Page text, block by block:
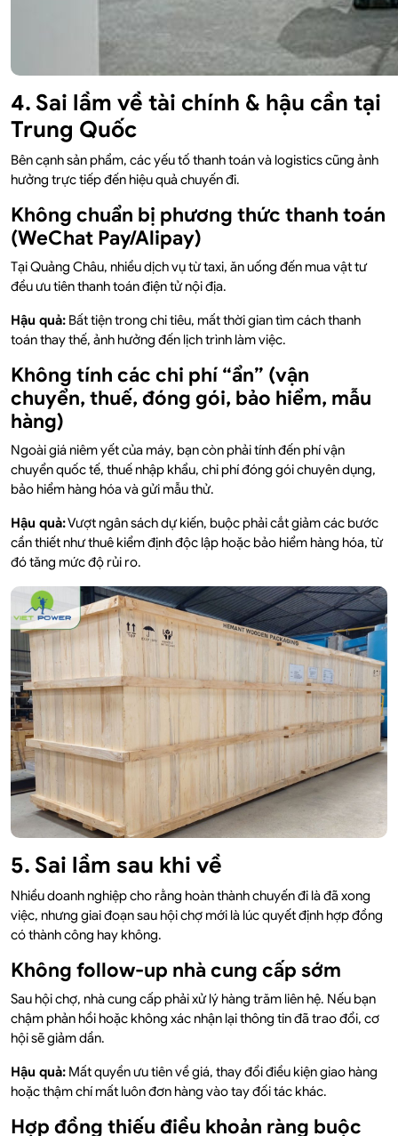
4. Sai lầm về tài chính & hậu cần tại
Trung Quốc
Bên cạnh sản phẩm, các yếu tố thanh toán và logistics cũng ảnh
hưởng trực tiếp đến hiệu quả chuyến đi.
Không chuẩn bị phương thức thanh toán
(WeChat Pay/Alipay)
Tại Quảng Châu, nhiều dịch vụ từ taxi, ăn uống đến mua vật tư
đều ưu tiên thanh toán điện tử nội địa.
Hậu quả: Bất tiện trong chi tiêu, mất thời gian tìm cách thanh
toán thay thế, ảnh hưởng đến lịch trình làm việc.
Không tính các chi phí “ẩn” (vận
chuyển, thuế, đóng gói, bảo hiểm, mẫu
hàng)
Ngoài giá niêm yết của máy, bạn còn phải tính đến phí vận
chuyển quốc tế, thuế nhập khẩu, chi phí đóng gói chuyên dụng,
bảo hiểm hàng hóa và gửi mẫu thử.
Hậu quả:Vượt ngân sách dự kiến, buộc phải cắt giảm các bước
cần thiết như thuê kiểm định độc lập hoặc bảo hiểm hàng hóa, từ
đó tăng mức độ rủi ro.
5. Sai lầm sau khi về
Nhiều doanh nghiệp cho rằng hoàn thành chuyến đi là đã xong
việc, nhưng giai đoạn sau hội chợ mới là lúc quyết định hợp đồng
có thành công hay không.
Không follow-up nhà cung cấp sớm
Sau hội chợ, nhà cung cấp phải xử lý hàng trăm liên hệ. Nếu bạn
chậm phản hồi hoặc không xác nhận lại thông tin đã trao đổi, cơ
hội sẽ giảm dần.
Hậu quả: Mất quyền ưu tiên về giá, thay đổi điều kiện giao hàng
hoặc thậm chí mất luôn đơn hàng vào tay đối tác khác.
Hợp đồng thiếu điều khoản ràng buộc